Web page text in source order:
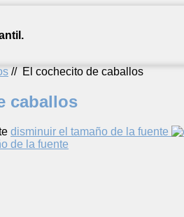
// El cochecito de caballos
caballos
disminuir el tamaño de la fuente